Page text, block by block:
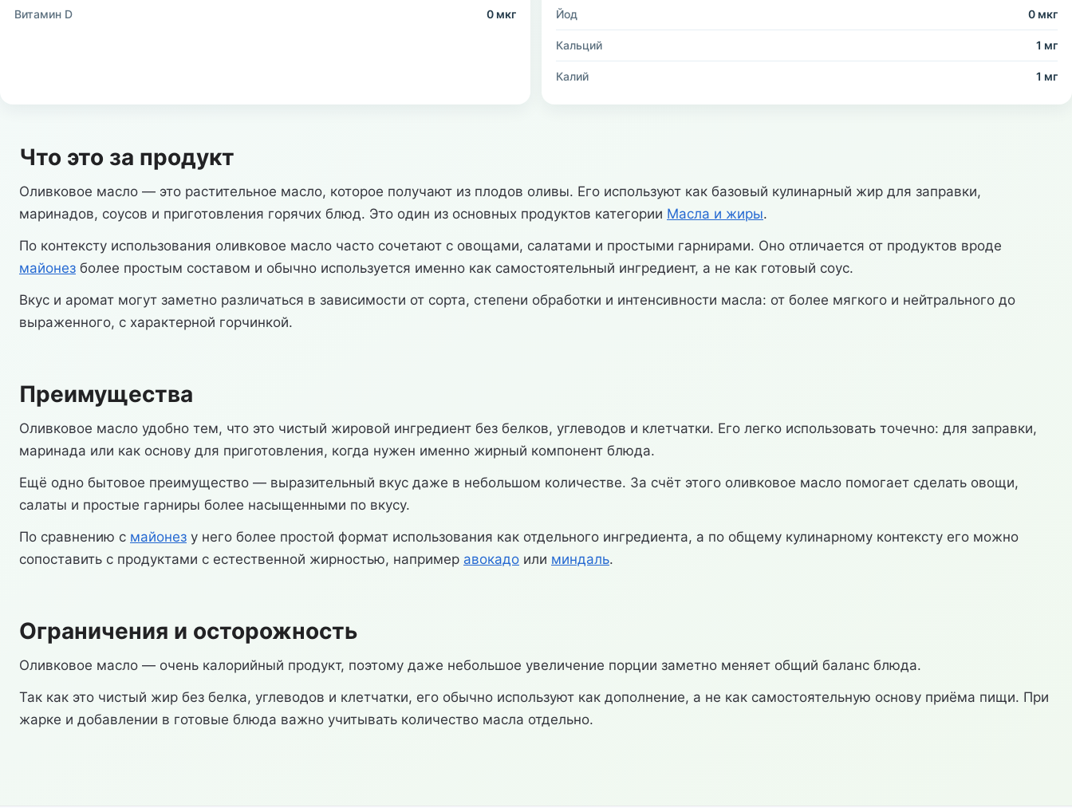
Витамин D 0 мкг Йод 0 мкг
Кальций 1 мг
Калий 1 мг
Что это за продукт
Оливковое масло — это растительное масло, которое получают из плодов оливы. Его используют как базовый кулинарный жир для заправки,
маринадов, соусов и приготовления горячих блюд. Это один из основных продуктов категории Масла и жиры.
По контексту использования оливковое масло часто сочетают с овощами, салатами и простыми гарнирами. Оно отличается от продуктов вроде
майонез более простым составом и обычно используется именно как самостоятельный ингредиент, а не как готовый соус.
Вкус и аромат могут заметно различаться в зависимости от сорта, степени обработки и интенсивности масла: от более мягкого и нейтрального до
выраженного, с характерной горчинкой.
Преимущества
Оливковое масло удобно тем, что это чистый жировой ингредиент без белков, углеводов и клетчатки. Его легко использовать точечно: для заправки,
маринада или как основу для приготовления, когда нужен именно жирный компонент блюда.
Ещё одно бытовое преимущество — выразительный вкус даже в небольшом количестве. За счёт этого оливковое масло помогает сделать овощи,
салаты и простые гарниры более насыщенными по вкусу.
По сравнению с майонез у него более простой формат использования как отдельного ингредиента, а по общему кулинарному контексту его можно
сопоставить с продуктами с естественной жирностью, например авокадо или миндаль.
Ограничения и осторожность
Оливковое масло — очень калорийный продукт, поэтому даже небольшое увеличение порции заметно меняет общий баланс блюда.
Так как это чистый жир без белка, углеводов и клетчатки, его обычно используют как дополнение, а не как самостоятельную основу приёма пищи. При
жарке и добавлении в готовые блюда важно учитывать количество масла отдельно.